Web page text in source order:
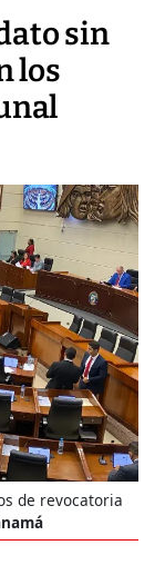
sin
los
de revocatoria